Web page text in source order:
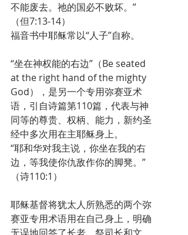
不能废去。祂的国必不败坏。”
（但7:13-14）
福音书中耶稣常以“人子”自称。
“坐在神权能的右边”（Be seated
at the right hand of the mighty
God），是另一个专用弥赛亚术
语，引自诗篇第110篇，代表与神
同等的尊贵、权柄、能力，新约圣
经中多次用在主耶稣身上。
“耶和华对我主说，你坐在我的右
边，等我使你仇敌作你的脚凳。”
（诗110:1）
耶稣基督将犹太人所熟悉的两个弥
赛亚专用术语用在自己身上，明确